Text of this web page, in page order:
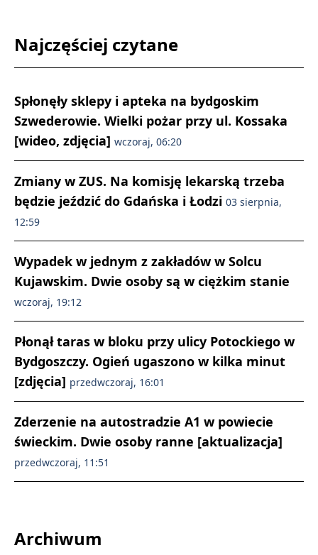
Najczęściej czytane
Spłonęły sklepy i apteka na bydgoskim
Szwederowie. Wielki pożar przy ul. Kossaka
[wideo, zdjęcia] wczoraj, 06:20
Zmiany w ZUS. Na komisję lekarską trzeba
będzie jeździć do Gdańska i Łodzi 03 sierpnia,
12:59
Wypadek w jednym z zakładów w Solcu
Kujawskim. Dwie osoby są w ciężkim stanie
wczoraj, 19:12
Płonął taras w bloku przy ulicy Potockiego w
Bydgoszczy. Ogień ugaszono w kilka minut
[zdjęcia] przedwczoraj, 16:01
Zderzenie na autostradzie A1 w powiecie
świeckim. Dwie osoby ranne [aktualizacja]
przedwczoraj, 11:51
Archiwum